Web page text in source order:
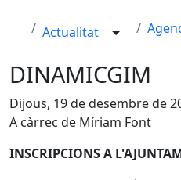
Actualitat
DINAMICGIM
Dijous, 19 de desembre de
A càrrec de Míriam Font
INSCRIPCIONS A